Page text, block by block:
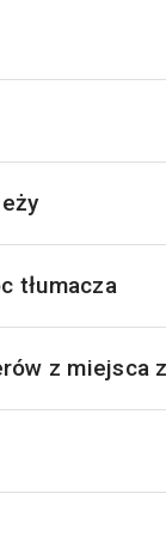
tłumacza
z miejsca